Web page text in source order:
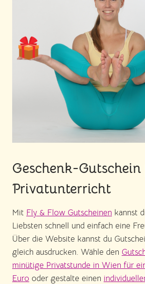
Geschenk-
Privatunterricht
Mit Fly & Flow Gutscheinen kannst
Liebsten schnell und einfach eine
Über die Website kannst du
gleich ausdrucken. Wähle den
minütige Privatstunde in Wien für
Euro oder gestalte einen